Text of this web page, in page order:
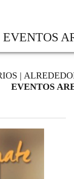
EVENTOS
|
EVENTOS